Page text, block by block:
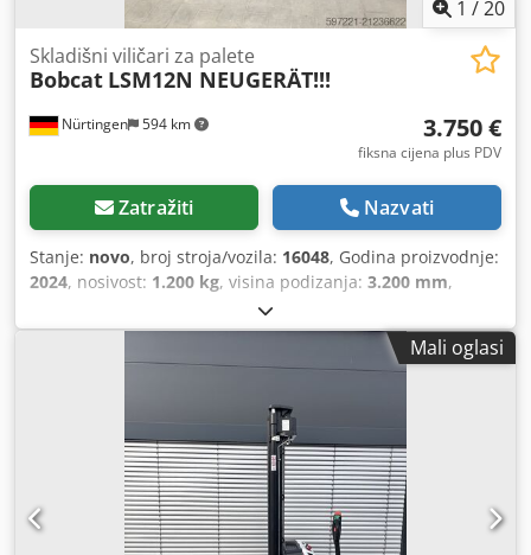
1 /20
Nürtingen 594 km
Skladišni viličari za palete
Bobcat LSM12N NEUGERÄT!!!
3.750 €
fiksna cijena plus PDV
Zatražiti Nazvati
Stanje: novo, broj stroja/vozila: 16048, Godina proizvodnje:
2024, nosivost: 1.200 kg, visina podizanja: 3.200 mm,
, vrsta goriva:
jarbola:simpleks, građevinska visina:2.080 mm, napon
24 V, duljina vilica: , ukupna masa:576
24 V, 60 Ah Credpfx Aoykc Rreh Eof
Mali oglasi